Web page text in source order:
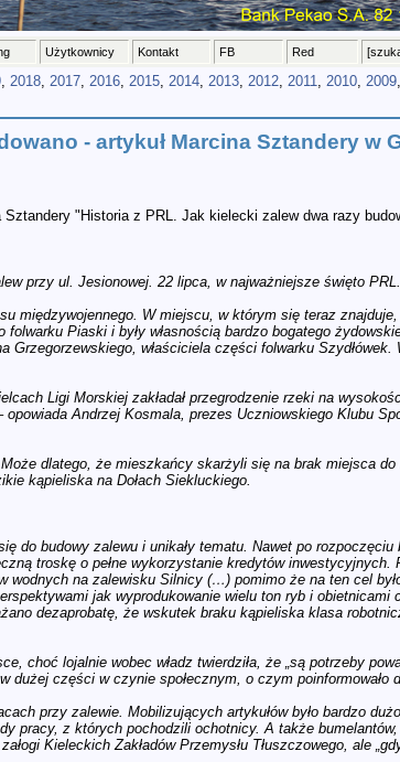
Użytkownicy Kontakt FB Red
, 2018, 2017, 2016, 2015, 2014, 2013, 2012, 2011, 2010, 2009,
- artykuł Marcina Sztandery w
"Historia z PRL. Jak kielecki zalew dwa razy
przy ul. Jesionowej. 22 lipca, w najważniejsze święto
międzywojennego. W miejscu, w którym się teraz
Piaski i były własnością bardzo bogatego
Grzegorzewskiego, właściciela części folwarku Szydłówek.
Ligi Morskiej zakładał przegrodzenie rzeki na
Andrzej Kosmala, prezes Uczniowskiego Klubu
dlatego, że mieszkańcy skarżyli się na brak miejsca do
kąpieliska na Dołach Siekluckiego.
do budowy zalewu i unikały tematu. Nawet po rozpoczęciu
troskę o pełne wykorzystanie kredytów
wodnych na zalewisku Silnicy (…) pomimo że na ten cel
jak wyprodukowanie wielu ton ryb i obietnicami
dezaprobatę, że wskutek braku kąpieliska klasa
choć lojalnie wobec władz twierdziła, że „są potrzeby
dużej części w czynie społecznym, o czym poinformowało
przy zalewie. Mobilizujących artykułów było bardzo
pracy, z których pochodzili ochotnicy. A także
Kieleckich Zakładów Przemysłu Tłuszczowego, ale